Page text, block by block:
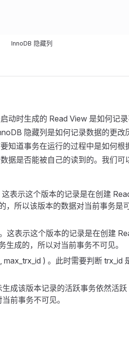
InnoDB 隐藏列
动时生成的 Read View 是如何记
隐藏列是如何记录数据的更改
知道事务在运行的过程中是如何根
据是否能被自己的读到的。我们可
表示这个版本的记录是在创建
，所以该版本的数据对当前事务是
这表示这个版本的记录是在创建
生成的，所以对当前事务不可见。
max_trx_id ) 。此时需要判断 trx_id
成该版本记录的活跃事务依然活跃
前事务不可见。